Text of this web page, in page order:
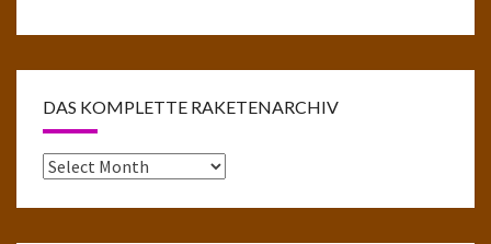
DAS KOMPLETTE RAKETENARCHIV
Das